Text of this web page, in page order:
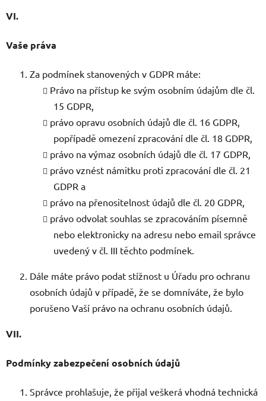
VI.
Vaše práva
Za podmínek stanovených v GDPR máte:
Právo na přístup ke svým osobním údajům dle čl.
15 GDPR,
právo opravu osobních údajů dle čl. 16 GDPR,
popřípadě omezení zpracování dle čl. 18 GDPR,
právo na výmaz osobních údajů dle čl. 17 GDPR,
právo vznést námitku proti zpracování dle čl. 21
GDPR a
právo na přenositelnost údajů dle čl. 20 GDPR,
právo odvolat souhlas se zpracováním písemně
nebo elektronicky na adresu nebo email správce
uvedený v čl. III těchto podmínek.
Dále máte právo podat stížnost u Úřadu pro ochranu
osobních údajů v případě, že se domníváte, že bylo
porušeno Vaší právo na ochranu osobních údajů.
VII.
Podmínky zabezpečení osobních údajů
Správce prohlašuje, že přijal veškerá vhodná technická